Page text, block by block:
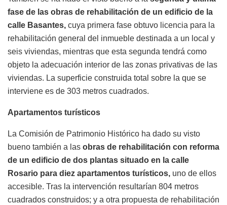
fase de las obras de rehabilitación de un edificio de la
calle Basantes, cuya primera fase obtuvo licencia para la
rehabilitación general del inmueble destinada a un local y
seis viviendas, mientras que esta segunda tendrá como
objeto la adecuación interior de las zonas privativas de las
viviendas. La superficie construida total sobre la que se
interviene es de 303 metros cuadrados.
Apartamentos turísticos
La Comisión de Patrimonio Histórico ha dado su visto
bueno también a las obras de rehabilitación con reforma
de un edificio de dos plantas situado en la calle
Rosario para diez apartamentos turísticos, uno de ellos
accesible. Tras la intervención resultarían 804 metros
cuadrados construidos; y a otra propuesta de rehabilitación